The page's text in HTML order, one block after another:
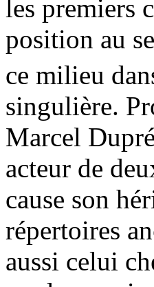
les premiers
position au
ce milieu
singulière.
Marcel
acteur de
cause son
répertoires
aussi celui